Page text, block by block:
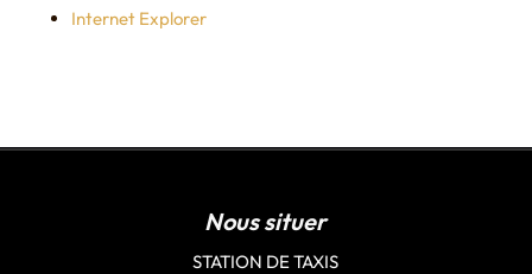
Internet Explorer
Nous situer
STATION DE TAXIS